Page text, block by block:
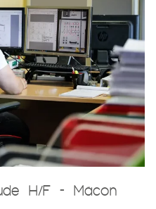
H/F – Mâcon